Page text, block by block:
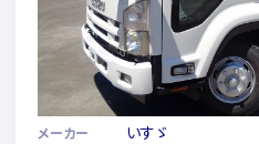
メーカー いすゞ